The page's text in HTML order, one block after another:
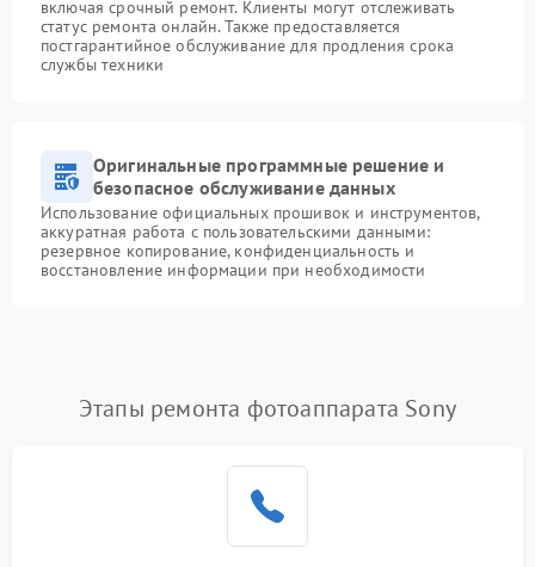
включая срочный ремонт. Клиенты могут отслеживать
статус ремонта онлайн. Также предоставляется
постгарантийное обслуживание для продления срока
службы техники
Оригинальные программные решение и
безопасное обслуживание данных
Использование официальных прошивок и инструментов,
аккуратная работа с пользовательскими данными:
резервное копирование, конфиденциальность и
восстановление информации при необходимости
Этапы ремонта фотоаппарата Sony